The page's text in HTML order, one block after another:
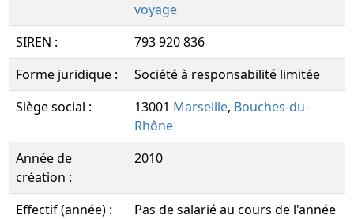
voyage
SIREN :
793 920 836
Forme juridique :
Société à responsabilité limitée
Siège social :
13001 Marseille, Bouches-du-
Rhône
Année de
création :
2010
Effectif (année) :
Pas de salarié au cours de l'année